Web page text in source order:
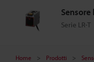
Serie LR-T
Home Prodotti